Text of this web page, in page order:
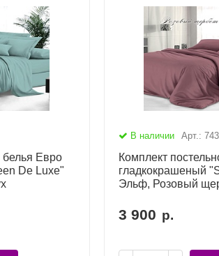
белья Евро
De Luxe"
В наличии Арт.:
Комплект
гладкокрашеный
Эльф, Розовый
3 900 р.